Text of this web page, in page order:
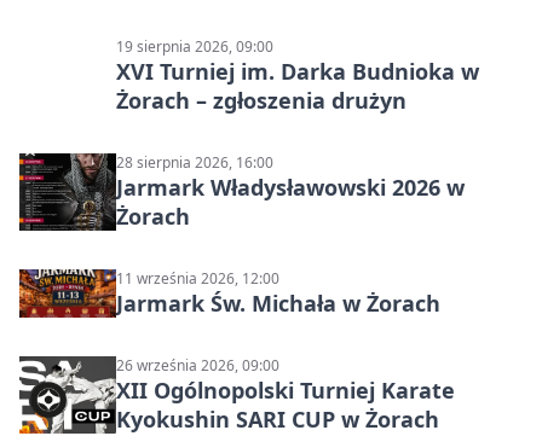
19 sierpnia 2026, 09:00
XVI Turniej im. Darka Budnioka w
Żorach – zgłoszenia drużyn
28 sierpnia 2026, 16:00
Jarmark Władysławowski 2026 w
Żorach
11 września 2026, 12:00
Jarmark Św. Michała w Żorach
26 września 2026, 09:00
XII Ogólnopolski Turniej Karate
Kyokushin SARI CUP w Żorach